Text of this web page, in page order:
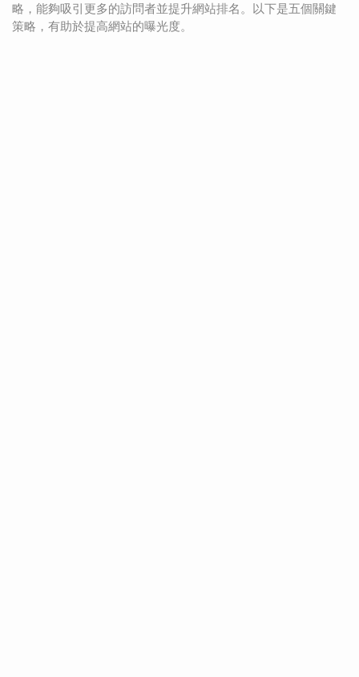
略，能夠吸引更多的訪問者並提升網站排名。以下是五個關鍵
策略，有助於提高網站的曝光度。